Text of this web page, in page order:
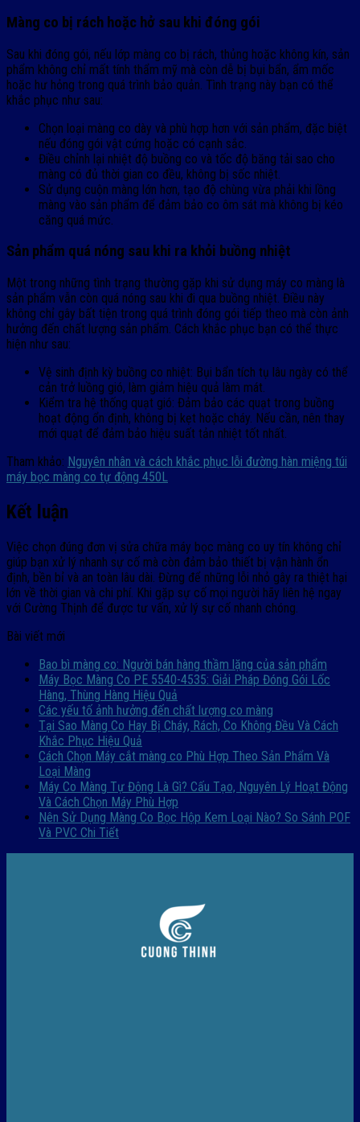
Màng co bị rách hoặc hở sau khi đóng gói
Sau khi đóng gói, nếu lớp màng co bị rách, thủng hoặc không kín, sản
phẩm không chỉ mất tính thẩm mỹ mà còn dễ bị bụi bẩn, ẩm mốc
hoặc hư hỏng trong quá trình bảo quản. Tình trạng này bạn có thể
khắc phục như sau:
Chọn loại màng co dày và phù hợp hơn với sản phẩm, đặc biệt
nếu đóng gói vật cứng hoặc có cạnh sắc.
Điều chỉnh lại nhiệt độ buồng co và tốc độ băng tải sao cho
màng có đủ thời gian co đều, không bị sốc nhiệt.
Sử dụng cuộn màng lớn hơn, tạo độ chùng vừa phải khi lồng
màng vào sản phẩm để đảm bảo co ôm sát mà không bị kéo
căng quá mức.
Sản phẩm quá nóng sau khi ra khỏi buồng nhiệt
Một trong những tình trạng thường gặp khi sử dụng máy co màng là
sản phẩm vẫn còn quá nóng sau khi đi qua buồng nhiệt. Điều này
không chỉ gây bất tiện trong quá trình đóng gói tiếp theo mà còn ảnh
hưởng đến chất lượng sản phẩm. Cách khắc phục bạn có thể thực
hiện như sau:
Vệ sinh định kỳ buồng co nhiệt: Bụi bẩn tích tụ lâu ngày có thể
cản trở luồng gió, làm giảm hiệu quả làm mát.
Kiểm tra hệ thống quạt gió: Đảm bảo các quạt trong buồng
hoạt động ổn định, không bị kẹt hoặc cháy. Nếu cần, nên thay
mới quạt để đảm bảo hiệu suất tản nhiệt tốt nhất.
Tham khảo: Nguyên nhân và cách khắc phục lỗi đường hàn miệng túi
máy bọc màng co tự động 450L
Kết luận
Việc chọn đúng đơn vị sửa chữa máy bọc màng co uy tín không chỉ
giúp bạn xử lý nhanh sự cố mà còn đảm bảo thiết bị vận hành ổn
định, bền bỉ và an toàn lâu dài. Đừng để những lỗi nhỏ gây ra thiệt hại
lớn về thời gian và chi phí. Khi gặp sự cố mọi người hãy liên hệ ngay
với Cường Thịnh để được tư vấn, xử lý sự cố nhanh chóng.
Bài viết mới
Bao bì màng co: Người bán hàng thầm lặng của sản phẩm
Máy Bọc Màng Co PE 5540-4535: Giải Pháp Đóng Gói Lốc
Hàng, Thùng Hàng Hiệu Quả
Các yếu tố ảnh hưởng đến chất lượng co màng
Tại Sao Màng Co Hay Bị Cháy, Rách, Co Không Đều Và Cách
Khắc Phục Hiệu Quả
Cách Chọn Máy cắt màng co Phù Hợp Theo Sản Phẩm Và
Loại Màng
Máy Co Màng Tự Động Là Gì? Cấu Tạo, Nguyên Lý Hoạt Động
Và Cách Chọn Máy Phù Hợp
Nên Sử Dụng Màng Co Bọc Hộp Kem Loại Nào? So Sánh POF
Và PVC Chi Tiết